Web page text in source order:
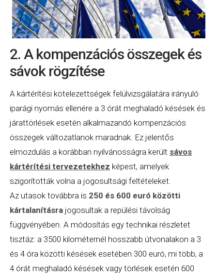
2. A kompenzációs összegek és
sávok rögzítése
A kártérítési kötelezettségek felülvizsgálatára irányuló
iparági nyomás ellenére a 3 órát meghaladó késések és
járattörlések esetén alkalmazandó kompenzációs
összegek változatlanok maradnak. Ez jelentős
elmozdulás a korábban nyilvánosságra került sávos
kártérítési tervezetekhez képest, amelyek
szigorították volna a jogosultsági feltételeket.
Az utasok továbbra is 250 és 600 euró közötti
kártalanításra jogosultak a repülési távolság
függvényében. A módosítás egy technikai részletet
tisztáz: a 3500 kilométernél hosszabb útvonalakon a 3
és 4 óra közötti késések esetében 300 euró, mi több, a
4 órát meghaladó késések vagy törlések esetén 600